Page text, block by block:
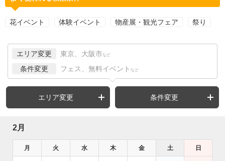
花イベント 体験イベント 物産展・観光フェア 祭り
エリア変更 東京、大阪市 など
条件変更 フェス、無料イベント など
エリア変更 条件変更
2月
月 火 水 木 金 土 日